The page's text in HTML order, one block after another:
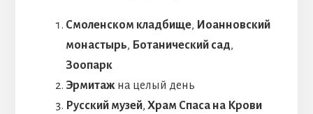
Смоленском кладбище, Иоанновский
монастырь, Ботанический сад,
Зоопарк
Эрмитажна целый день
Русский музей, Храм Спаса на Крови